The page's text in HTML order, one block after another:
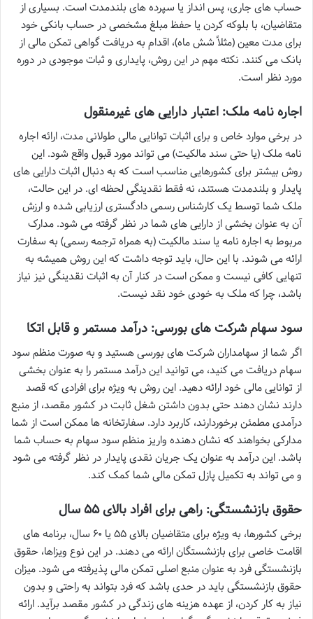
حساب های جاری، پس انداز یا سپرده های بلندمدت است. بسیاری از
متقاضیان، با بلوکه کردن یا حفظ مبلغ مشخصی در حساب بانکی خود
برای مدت معین (مثلاً شش ماه)، اقدام به دریافت گواهی تمکن مالی از
بانک می کنند. نکته مهم در این روش، پایداری و ثبات موجودی در دوره
مورد نظر است.
اجاره نامه ملک: اعتبار دارایی های غیرمنقول
در برخی موارد خاص و برای اثبات توانایی مالی طولانی مدت، ارائه اجاره
نامه ملک (یا حتی سند مالکیت) می تواند مورد قبول واقع شود. این
روش بیشتر برای کشورهایی مناسب است که به دنبال اثبات دارایی های
پایدار و بلندمدت هستند، نه فقط نقدینگی لحظه ای. در این حالت،
ملک شما توسط یک کارشناس رسمی دادگستری ارزیابی شده و ارزش
آن به عنوان بخشی از دارایی های شما در نظر گرفته می شود. مدارک
مربوط به اجاره نامه یا سند مالکیت (به همراه ترجمه رسمی) به سفارت
ارائه می شوند. با این حال، باید توجه داشت که این روش همیشه به
تنهایی کافی نیست و ممکن است در کنار آن به اثبات نقدینگی نیز نیاز
باشد، چرا که ملک به خودی خود نقد نیست.
سود سهام شرکت های بورسی: درآمد مستمر و قابل اتکا
اگر شما از سهامداران شرکت های بورسی هستید و به صورت منظم سود
سهام دریافت می کنید، می توانید این درآمد مستمر را به عنوان بخشی
از توانایی مالی خود ارائه دهید. این روش به ویژه برای افرادی که قصد
دارند نشان دهند حتی بدون داشتن شغل ثابت در کشور مقصد، از منبع
درآمدی مطمئن برخوردارند، کاربرد دارد. سفارتخانه ها ممکن است از شما
مدارکی بخواهند که نشان دهنده واریز منظم سود سهام به حساب شما
باشد. این درآمد به عنوان یک جریان نقدی پایدار در نظر گرفته می شود
و می تواند به تکمیل پازل تمکن مالی شما کمک کند.
حقوق بازنشستگی: راهی برای افراد بالای ۵۵ سال
برخی کشورها، به ویژه برای متقاضیان بالای ۵۵ یا ۶۰ سال، برنامه های
اقامت خاصی برای بازنشستگان ارائه می دهند. در این نوع ویزاها، حقوق
بازنشستگی فرد به عنوان منبع اصلی تمکن مالی پذیرفته می شود. میزان
حقوق بازنشستگی باید در حدی باشد که فرد بتواند به راحتی و بدون
نیاز به کار کردن، از عهده هزینه های زندگی در کشور مقصد برآید. ارائه